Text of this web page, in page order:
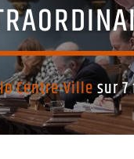
Centre-Villesur